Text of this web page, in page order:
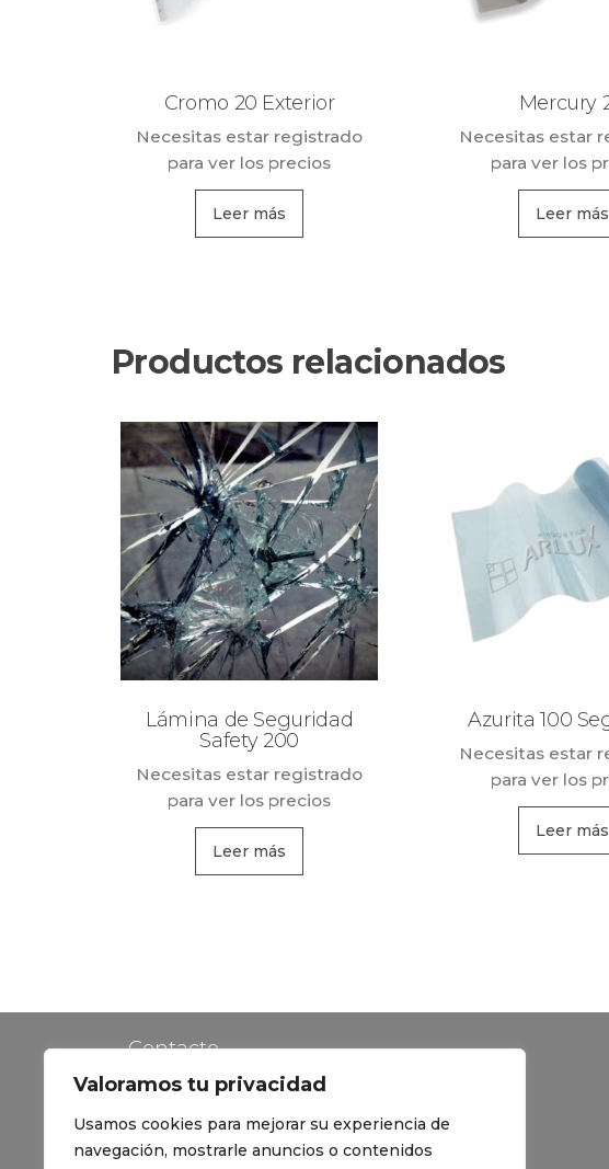
Valoramos tu privacidad
Usamos cookies para mejorar su experiencia de
navegación, mostrarle anuncios o contenidos
Cromo 20 Exterior
Necesitas estar registrado
para ver los precios
Leer más
Mercury
Necesitas estar
para ver los
Leer más
Productos relacionados
Lámina de Seguridad
Safety 200
Necesitas estar registrado
para ver los precios
Leer más
Azurita 100
Necesitas estar
para ver los
Leer más
Contacto
Política de Privacidad
Preguntas Frecuentes